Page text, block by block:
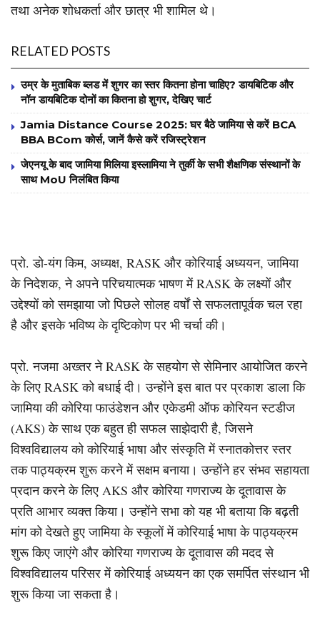
तथा अनेक शोधकर्ता और छात्र भी शामिल थे।
RELATED POSTS
उम्र के मुताबिक ब्लड में शुगर का स्तर कितना होना चाहिए? डायबिटिक और
नॉन डायबिटिक दोनों का कितना हो शुगर, देखिए चार्ट
Jamia Distance Course 2025: घर बैठे जामिया से करें BCA
BBA BCom कोर्स, जानें कैसे करें रजिस्ट्रेशन
जेएनयू के बाद जामिया मिलिया इस्लामिया ने तुर्की के सभी शैक्षणिक संस्थानों के
साथ MoU निलंबित किया
प्रो. डो-यंग किम, अध्यक्ष, RASK और कोरियाई अध्ययन, जामिया
के निदेशक, ने अपने परिचयात्मक भाषण में RASK के लक्ष्यों और
उद्देश्यों को समझाया जो पिछले सोलह वर्षों से सफलतापूर्वक चल रहा
है और इसके भविष्य के दृष्टिकोण पर भी चर्चा की।
प्रो. नजमा अख्तर ने RASK के सहयोग से सेमिनार आयोजित करने
के लिए RASK को बधाई दी। उन्होंने इस बात पर प्रकाश डाला कि
जामिया की कोरिया फाउंडेशन और एकेडमी ऑफ कोरियन स्टडीज
(AKS) के साथ एक बहुत ही सफल साझेदारी है, जिसने
विश्वविद्यालय को कोरियाई भाषा और संस्कृति में स्नातकोत्तर स्तर
तक पाठ्यक्रम शुरू करने में सक्षम बनाया। उन्होंने हर संभव सहायता
प्रदान करने के लिए AKS और कोरिया गणराज्य के दूतावास के
प्रति आभार व्यक्त किया। उन्होंने सभा को यह भी बताया कि बढ़ती
मांग को देखते हुए जामिया के स्कूलों में कोरियाई भाषा के पाठ्यक्रम
शुरू किए जाएंगे और कोरिया गणराज्य के दूतावास की मदद से
विश्वविद्यालय परिसर में कोरियाई अध्ययन का एक समर्पित संस्थान भी
शुरू किया जा सकता है।